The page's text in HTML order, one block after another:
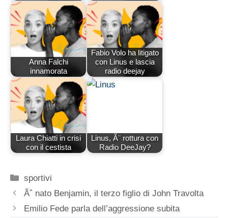
Anna Falchi
innamorata
Fabio Volo ha litigato
con Linus e lascia
radio deejay
Laura Chiatti in crisi
con il cestista
Linus, Ã¨ rottura con
Radio DeeJay?
Categorie
sportivi
Ãˆ nato Benjamin, il terzo figlio di John Travolta
Emilio Fede parla dell’aggressione subita